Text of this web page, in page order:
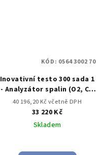
Inovativní testo 300 sada 1
- Analyzátor spalin (O2, CO
až do 4,000 ppm)
40 196,20 Kč včetně DPH
33 220 Kč
Skladem
KÓD: 0564 3002 70